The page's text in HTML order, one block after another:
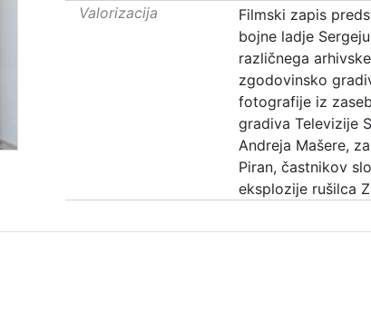
Valorizacija
Filmski zapis
bojne ladje
različnega
zgodovinsko
fotografije iz
gradiva Televizije
Andreja Mašere,
Piran, častnikov
eksplozije rušilca